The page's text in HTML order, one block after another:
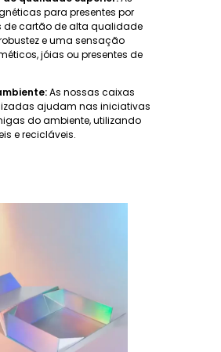
para presentes por
cartão de alta qualidade
e uma sensação
jóias ou presentes de
As nossas caixas
ajudam nas iniciativas
do ambiente, utilizando
e recicláveis.